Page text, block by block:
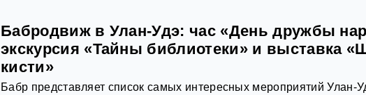
Бабродвиж в Улан-Удэ: час «День дружбы
экскурсия «Тайны библиотеки» и выставка
кисти»
Бабр представляет список самых интересных мероприятий Улан-